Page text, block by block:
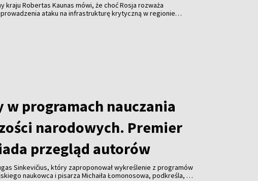
kraju Robertas Kaunas mówi, że choć Rosja rozważa
ataku na infrastrukturę krytyczną w regionie
w programach nauczania
narodowych. Premier
przegląd autorów
Sinkevičius, który zaproponował wykreślenie z programów
naukowca i pisarza Michaiła Łomonosowa, podkreśla, że